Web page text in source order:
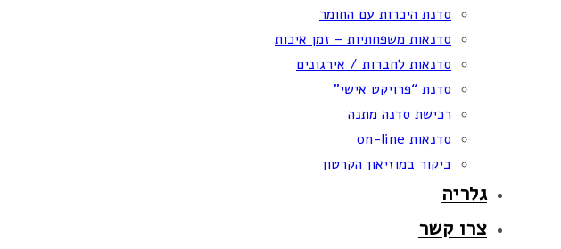
סדנת היכרות עם החומר
סדנאות משפחתיות – זמן איכות
סדנאות לחברות / אירגונים
סדנת “פרויקט אישי”
רכישת סדנה מתנה
סדנאות on-line
ביקור במוזיאון הקרטון
גלריה
צרו קשר